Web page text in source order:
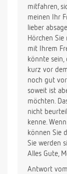
mitfahren,
meinen Ihr
lieber
Hörchen
mit Ihrem
könnte sein,
kurz vor
noch gut
soweit ist
möchten.
nicht
kenne.
können Sie
Sie werden
Alles Gute,
Antwort